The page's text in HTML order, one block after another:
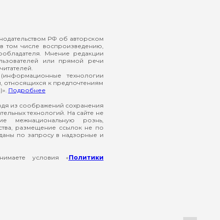
РФ об авторском
числе воспроизведению,
Мнение редакции
или прямой речи
технологии
относящихся к предпочтениям
Подробнее
из соображений сохранения
технологий. На сайте не
межнациональную рознь,
размещение ссылок не по
по запросу в надзорные и
условия «Политики